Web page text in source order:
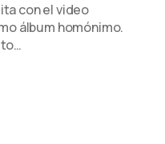
con el video
álbum homónimo.